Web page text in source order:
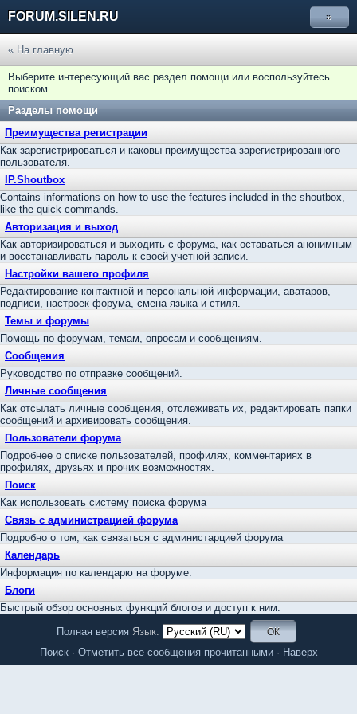
FORUM.SILEN.RU »
« На главную
Выберите интересующий вас раздел помощи или воспользуйтесь
поиском
Разделы помощи
Преимущества регистрации
Как зарегистрироваться и каковы преимущества зарегистрированного
пользователя.
IP.Shoutbox
Contains informations on how to use the features included in the shoutbox,
like the quick commands.
Авторизация и выход
Как авторизироваться и выходить с форума, как оставаться анонимным
и восстанавливать пароль к своей учетной записи.
Настройки вашего профиля
Редактирование контактной и персональной информации, аватаров,
подписи, настроек форума, смена языка и стиля.
Темы и форумы
Помощь по форумам, темам, опросам и сообщениям.
Сообщения
Руководство по отправке сообщений.
Личные сообщения
Как отсылать личные сообщения, отслеживать их, редактировать папки
сообщений и архивировать сообщения.
Пользователи форума
Подробнее о списке пользователей, профилях, комментариях в
профилях, друзьях и прочих возможностях.
Поиск
Как использовать систему поиска форума
Связь с администрацией форума
Подробно о том, как связаться с администарцией форума
Календарь
Информация по календарю на форуме.
Блоги
Быстрый обзор основных функций блогов и доступ к ним.
Полная версия Язык:
Поиск· Отметить все сообщения прочитанными· Наверх